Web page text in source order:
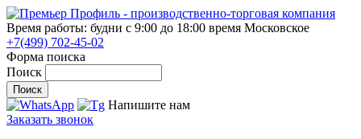
Время работы: будни с 9:00 до 18:00 время Московское
+7(499) 702-45-02
Форма поиска
Поиск
Напишите нам
Заказать звонок